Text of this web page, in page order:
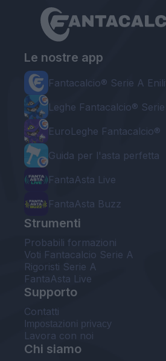
Le nostre app
Fantacalcio® Serie A
Leghe Fantacalcio®
EuroLeghe Fantacalcio®
Guida per l'asta perfetta
FantaAsta Live
FantaAsta Buzz
Strumenti
Probabili formazioni
Voti Fantacalcio Serie A
Rigoristi Serie A
FantaAsta Live
Supporto
Contatti
Impostazioni privacy
Lavora con noi
Chi siamo